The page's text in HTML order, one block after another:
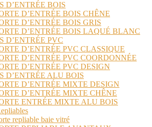
D’ENTRÉE BOIS
D’ENTRÉE BOIS CHÊNE
D’ENTRÉE BOIS GRIS
D’ENTRÉE BOIS LAQUÉ BLANC
D’ENTRÉE PVC
D’ENTRÉE PVC CLASSIQUE
D’ENTRÉE PVC COORDONNÉE
D’ENTRÉE PVC DESIGN
D’ENTRÉE ALU BOIS
D’ENTRÉE MIXTE DESIGN
D’ENTRÉE MIXTE CHÊNE
ENTRÉE MIXTE ALU BOIS
repliable baie vitré